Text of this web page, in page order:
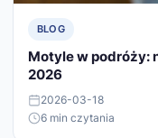
BLOG
Motyle w podróży:
2026
2026-03-18
6 min czytania